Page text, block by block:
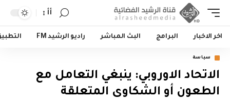
أأ
اخر الاخبار البرامج البث المباشر راديو الرشيد FM
سياسة
الاتحاد الاوروبي: ينبغي التعامل مع
الطعون أو الشكاوى المتعلقة